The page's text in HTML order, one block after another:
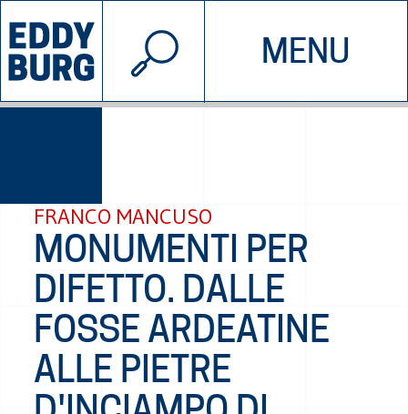
MENU
INIZIATIVE CHI SIAMO
© 2026 EDDYBURG
FRANCO MANCUSO
MONUMENTI PER
DIFETTO. DALLE
FOSSE ARDEATINE
ALLE PIETRE